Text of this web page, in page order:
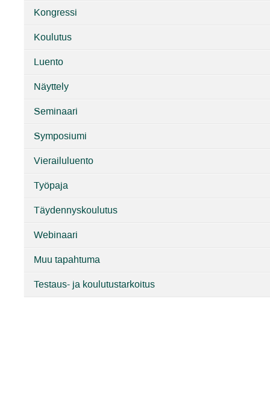
Kongressi
Koulutus
Luento
Näyttely
Seminaari
Symposiumi
Vierailuluento
Työpaja
Täydennyskoulutus
Webinaari
Muu tapahtuma
Testaus- ja koulutustarkoitus